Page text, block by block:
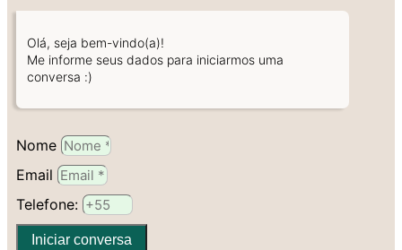
Olá, seja bem-vindo(a)!
Me informe seus dados para iniciarmos uma
conversa :)
Nome
Email
Telefone:
Iniciar conversa